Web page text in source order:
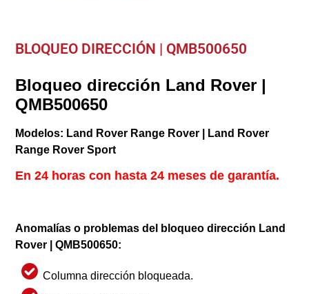
BLOQUEO DIRECCIÓN | QMB500650
Bloqueo dirección Land Rover |
QMB500650
Modelos: Land Rover Range Rover | Land Rover
Range Rover Sport
En 24 horas con hasta 24 meses de garantía.
Anomalías o problemas del bloqueo dirección Land
Rover | QMB500650:
Columna dirección bloqueada.